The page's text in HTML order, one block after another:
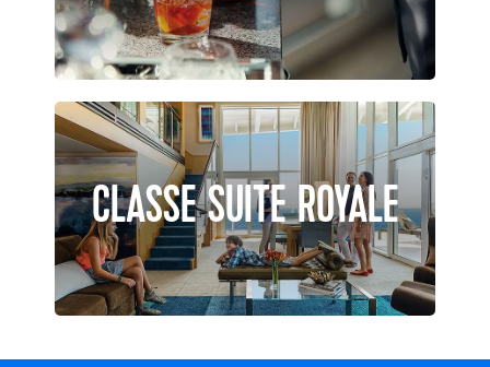
CLASSE SUITE ROYALE